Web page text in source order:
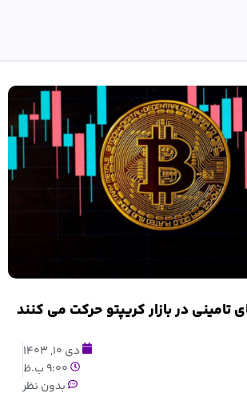
در بازار کریپتو حرکت می کنند
دی 10, 1403
9:00 ب.ظ
بدون نظر